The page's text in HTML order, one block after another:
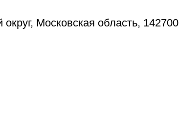
Московская область, 142700